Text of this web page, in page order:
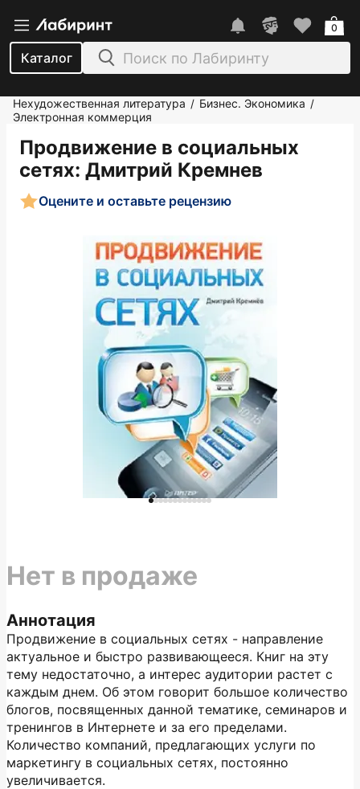
Каталог
0
Нехудожественная литература / Бизнес. Экономика /
Электронная коммерция
Продвижение в социальных
сетях: Дмитрий Кремнев
Оцените и оставьте рецензию
Аннотация
Продвижение в социальных сетях - направление
актуальное и быстро развивающееся. Книг на эту
тему недостаточно, а интерес аудитории растет с
каждым днем. Об этом говорит большое количество
блогов, посвященных данной тематике, семинаров и
тренингов в Интернете и за его пределами.
Количество компаний, предлагающих услуги по
маркетингу в социальных сетях, постоянно
увеличивается.
Нет в продаже